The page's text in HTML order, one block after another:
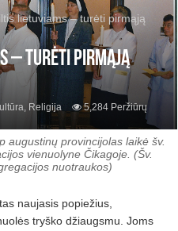
lietuviams – turėti pirmąją
– turėti pirmąją
, Religija 5,284 Peržiūrų
augustinų provincijolas laikė šv.
vienuolyne Čikagoje. (Šv.
nuotraukos)
naujasis popiežius,
tryško džiaugsmu. Joms